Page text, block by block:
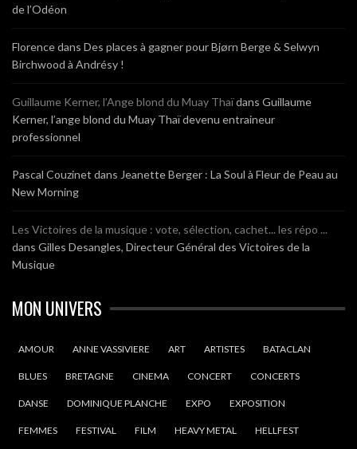
de l’Odéon
Florencedans Des places à gagner pour Bjørn Berge & Selwyn
Birchwood à Andrésy !
Guillaume Kerner, l’Ange blond du Muay Thaïdans Guillaume
Kerner, l’ange blond du Muay Thaï devenu entraineur
professionnel
Pascal Couzinet dans Jeanette Berger : La Soul à Fleur de Peau au
New Morning
Les Victoires de la musique : vote, sélection, cachet... les répo ...
dans Gilles Desangles, Directeur Général des Victoires de la
Musique
MON UNIVERS
AMOUR ANNE VASSIVIERE ART ARTISTES BATACLAN
BLUES BRETAGNE CINEMA CONCERT CONCERTS
DANSE DOMINIQUE PLANCHE EXPO EXPOSITION
FEMMES FESTIVAL FILM HEAVY METAL HELLFEST